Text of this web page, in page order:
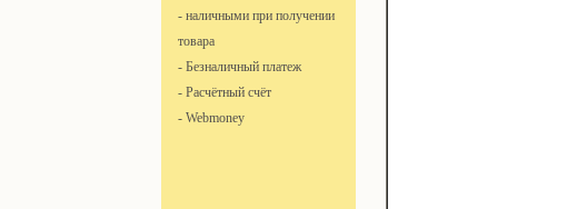
- наличными при получении
товара
- Безналичный платеж
- Расчётный счёт
- Webmoney